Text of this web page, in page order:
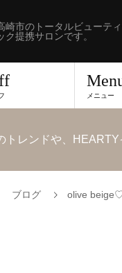
崎市のトータルビューテ
ク提携サロンです。
メニュー
トレンドや、HEARTY
ブログ olive